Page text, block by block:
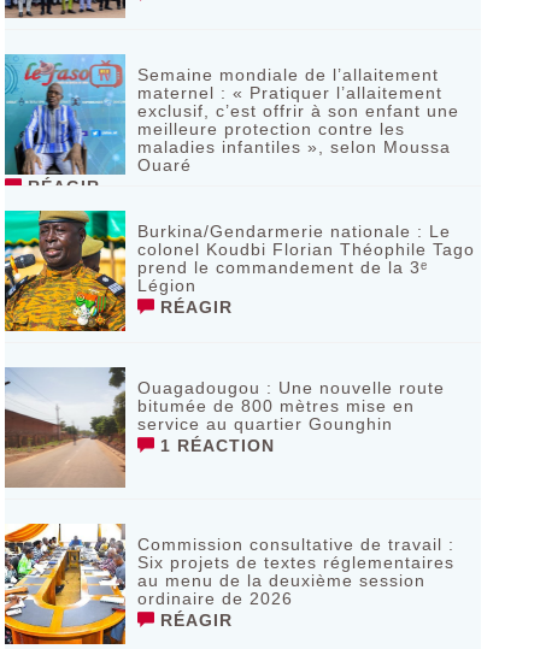
Semaine mondiale de l’allaitement
maternel : « Pratiquer l’allaitement
exclusif, c’est offrir à son enfant une
meilleure protection contre les
maladies infantiles », selon Moussa
Ouaré
RÉAGIR
Burkina/Gendarmerie nationale : Le
colonel Koudbi Florian Théophile Tago
prend le commandement de la 3ᵉ
Légion
RÉAGIR
Ouagadougou : Une nouvelle route
bitumée de 800 mètres mise en
service au quartier Gounghin
1 RÉACTION
Commission consultative de travail :
Six projets de textes réglementaires
au menu de la deuxième session
ordinaire de 2026
RÉAGIR